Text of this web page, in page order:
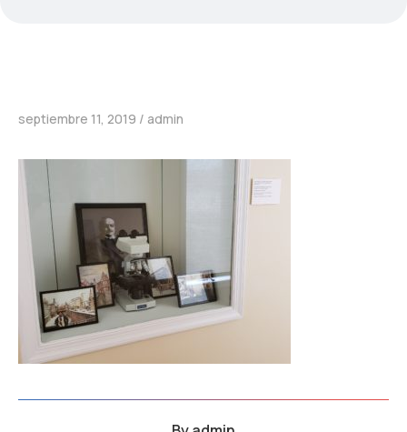
septiembre 11, 2019 admin